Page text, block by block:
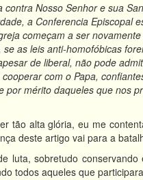
Nosso Senhor e sua
a Conferencia Episcopal
começam a ser
as leis anti-homofóbicas
de liberal, não pode
com o Papa,
por mérito daqueles que nos
tão alta glória, eu me
deste artigo vai para a
luta, sobretudo
todos aqueles que